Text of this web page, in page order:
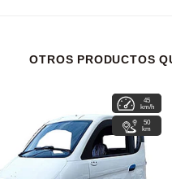
OTROS PRODUCTOS
6
hrs
45
km/h
50
km